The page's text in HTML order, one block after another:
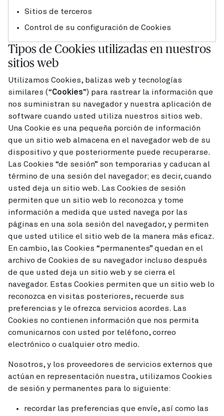
Sitios de terceros
Control de su configuración de Cookies
Tipos de Cookies utilizadas en nuestros
sitios web
Utilizamos Cookies, balizas web y tecnologías
similares (“Cookies”) para rastrear la información que
nos suministran su navegador y nuestra aplicación de
software cuando usted utiliza nuestros sitios web.
Una Cookie es una pequeña porción de información
que un sitio web almacena en el navegador web de su
dispositivo y que posteriormente puede recuperarse.
Las Cookies “de sesión” son temporarias y caducan al
término de una sesión del navegador; es decir, cuando
usted deja un sitio web. Las Cookies de sesión
permiten que un sitio web lo reconozca y tome
información a medida que usted navega por las
páginas en una sola sesión del navegador, y permiten
que usted utilice el sitio web de la manera más eficaz.
En cambio, las Cookies “permanentes” quedan en el
archivo de Cookies de su navegador incluso después
de que usted deja un sitio web y se cierra el
navegador. Estas Cookies permiten que un sitio web lo
reconozca en visitas posteriores, recuerde sus
preferencias y le ofrezca servicios acordes. Las
Cookies no contienen información que nos permita
comunicarnos con usted por teléfono, correo
electrónico o cualquier otro medio.
Nosotros, y los proveedores de servicios externos que
actúan en representación nuestra, utilizamos Cookies
de sesión y permanentes para lo siguiente:
recordar las preferencias que envíe, así como las